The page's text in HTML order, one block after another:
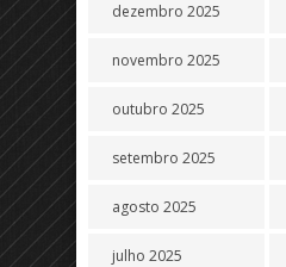
dezembro 2025
novembro 2025
outubro 2025
setembro 2025
agosto 2025
julho 2025